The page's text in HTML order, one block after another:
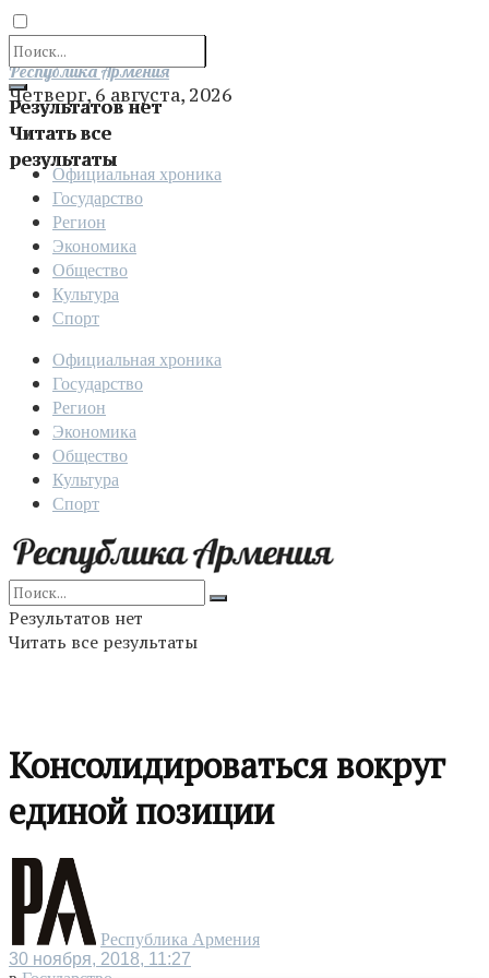
Результатов нет
Читать все
результаты
Отправить
Республика Армения
Четверг, 6 августа, 2026
Официальная хроника
Государство
Регион
Экономика
Общество
Культура
Спорт
Официальная хроника
Государство
Регион
Экономика
Общество
Культура
Спорт
Результатов нет
Читать все результаты
Консолидироваться вокруг
единой позиции
Республика Армения
30 ноября, 2018, 11:27